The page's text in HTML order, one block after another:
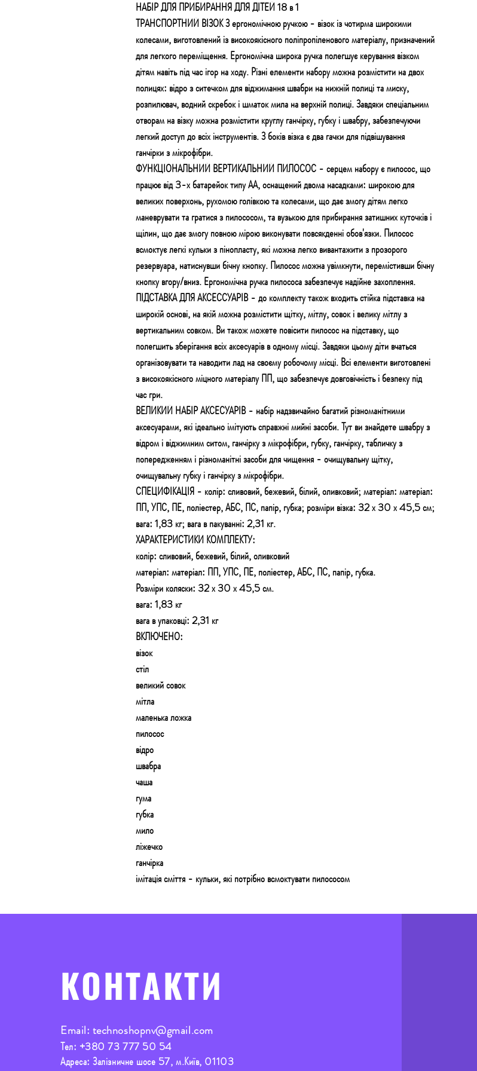
НАБІР ДЛЯ ПРИБИРАННЯ ДЛЯ ДІТЕЙ 18 в 1
ТРАНСПОРТНИЙ ВІЗОК З ергономічною ручкою - візок із чотирма широкими
колесами, виготовлений із високоякісного поліпропіленового матеріалу, призначений
для легкого переміщення. Ергономічна широка ручка полегшує керування візком
дітям навіть під час ігор на ходу. Різні елементи набору можна розмістити на двох
полицях: відро з ситечком для віджимання швабри на нижній полиці та миску,
розпилювач, водний скребок і шматок мила на верхній полиці. Завдяки спеціальним
отворам на візку можна розмістити круглу ганчірку, губку і швабру, забезпечуючи
легкий доступ до всіх інструментів. З боків візка є два гачки для підвішування
ганчірки з мікрофібри.
ФУНКЦІОНАЛЬНИЙ ВЕРТИКАЛЬНИЙ ПИЛОСОС - серцем набору є пилосос, що
працює від 3-х батарейок типу АА, оснащений двома насадками: широкою для
великих поверхонь, рухомою голівкою та колесами, що дає змогу дітям легко
маневрувати та гратися з пилососом, та вузькою для прибирання затишних куточків і
щілин, що дає змогу повною мірою виконувати повсякденні обов'язки. Пилосос
всмоктує легкі кульки з пінопласту, які можна легко вивантажити з прозорого
резервуара, натиснувши бічну кнопку. Пилосос можна увімкнути, перемістивши бічну
кнопку вгору/вниз. Ергономічна ручка пилососа забезпечує надійне захоплення.
ПІДСТАВКА ДЛЯ АКСЕССУАРІВ - до комплекту також входить стійка підставка на
широкій основі, на якій можна розмістити щітку, мітлу, совок і велику мітлу з
вертикальним совком. Ви також можете повісити пилосос на підставку, що
полегшить зберігання всіх аксесуарів в одному місці. Завдяки цьому діти вчаться
організовувати та наводити лад на своєму робочому місці. Всі елементи виготовлені
з високоякісного міцного матеріалу ПП, що забезпечує довговічність і безпеку під
час гри.
ВЕЛИКИЙ НАБІР АКСЕСУАРІВ - набір надзвичайно багатий різноманітними
аксесуарами, які ідеально імітують справжні мийні засоби. Тут ви знайдете швабру з
відром і віджимним ситом, ганчірку з мікрофібри, губку, ганчірку, табличку з
попередженням і різноманітні засоби для чищення - очищувальну щітку,
очищувальну губку і ганчірку з мікрофібри.
СПЕЦИФІКАЦІЯ - колір: сливовий, бежевий, білий, оливковий; матеріал: матеріал:
ПП, УПС, ПЕ, поліестер, АБС, ПС, папір, губка; розміри візка: 32 х 30 х 45,5 см;
вага: 1,83 кг; вага в пакуванні: 2,31 кг.
ХАРАКТЕРИСТИКИ КОМПЛЕКТУ:
колір: сливовий, бежевий, білий, оливковий
матеріал: матеріал: ПП, УПС, ПЕ, поліестер, АБС, ПС, папір, губка.
Розміри коляски: 32 х 30 х 45,5 см.
вага: 1,83 кг
вага в упаковці: 2,31 кг
ВКЛЮЧЕНО:
візок
стіл
великий совок
мітла
маленька ложка
пилосос
відро
швабра
чаша
гума
губка
мило
ліжечко
ганчірка
імітація сміття - кульки, які потрібно всмоктувати пилососом
КОНТАКТИ
Email: technoshopnv@gmail.com
Тел: +380 73 777 50 54
Адреса: Залізничне шосе 57, м.Київ, 01103